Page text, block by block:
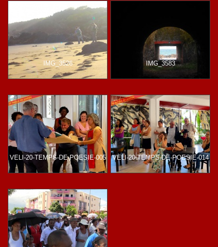
IMG_3526 IMG_3583
VELI-20-TEMPS-DE-POESIE-005 VELI-20-TEMPS-DE-POESIE-014